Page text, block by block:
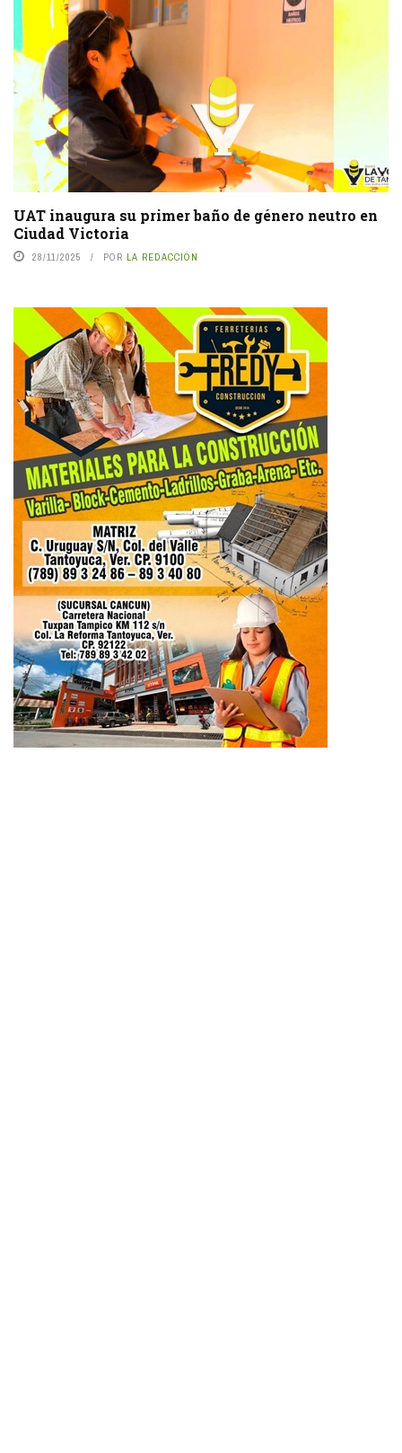
UAT inaugura su primer baño de género neutro en
Ciudad Victoria
28/11/2025 POR LA REDACCIÓN